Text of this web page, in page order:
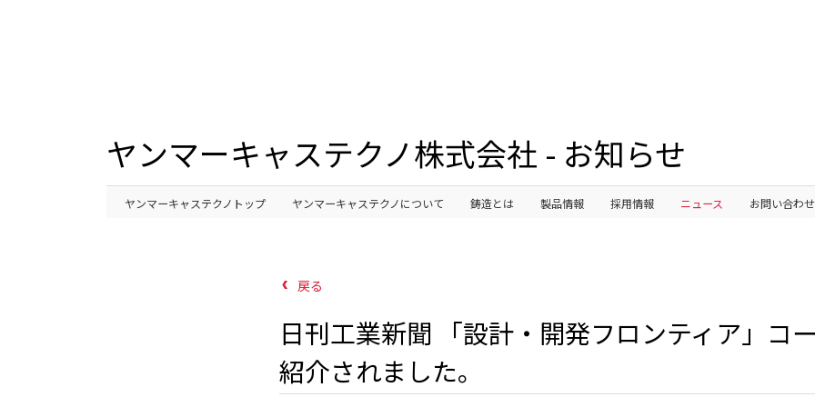
ヤンマーキャステクノ株式会社 - お知らせ
ヤンマーキャステクノトップ ヤンマーキャステクノについて 鋳造とは 製品情報 採用情報 ニュース お問い合わせ
戻る
日刊工業新聞 「設計・開発フロンティア」コ
紹介されました。